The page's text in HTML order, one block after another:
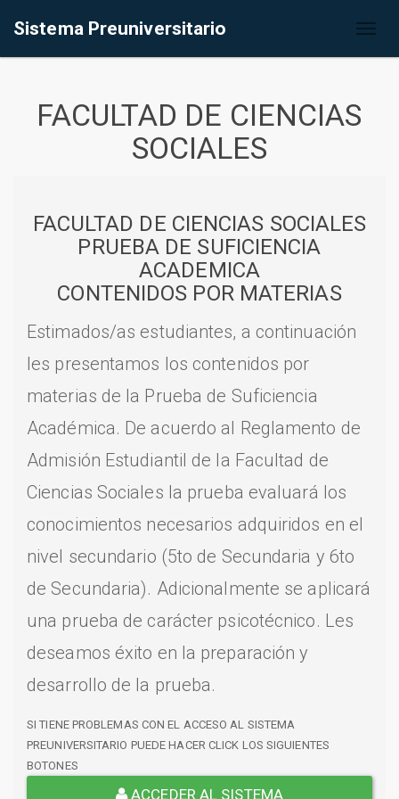
Sistema Preuniversitario
FACULTAD DE CIENCIAS
SOCIALES
FACULTAD DE CIENCIAS SOCIALES
PRUEBA DE SUFICIENCIA
ACADEMICA
CONTENIDOS POR MATERIAS
Estimados/as estudiantes, a continuación
les presentamos los contenidos por
materias de la Prueba de Suficiencia
Académica. De acuerdo al Reglamento de
Admisión Estudiantil de la Facultad de
Ciencias Sociales la prueba evaluará los
conocimientos necesarios adquiridos en el
nivel secundario (5to de Secundaria y 6to
de Secundaria). Adicionalmente se aplicará
una prueba de carácter psicotécnico. Les
deseamos éxito en la preparación y
desarrollo de la prueba.
SI TIENE PROBLEMAS CON EL ACCESO AL SISTEMA
PREUNIVERSITARIO PUEDE HACER CLICK LOS SIGUIENTES
BOTONES
ACCEDER AL SISTEMA